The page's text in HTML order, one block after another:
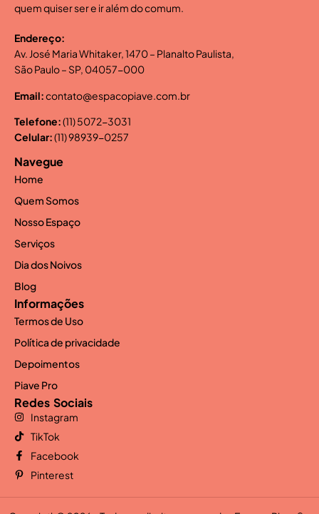
quem quiser ser e ir além do comum.
Endereço:
Av. José Maria Whitaker, 1470 – Planalto Paulista,
São Paulo – SP, 04057-000
Email:contato@espacopiave.com.br
Telefone:(11) 5072-3031
Celular:(11) 98939-0257
Navegue
Home
Quem Somos
Nosso Espaço
Serviços
Dia dos Noivos
Blog
Informações
Termos de Uso
Política de privacidade
Depoimentos
Piave Pro
Redes Sociais
Instagram
TikTok
Facebook
Pinterest